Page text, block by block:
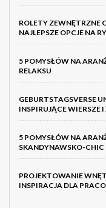
ROLETY ZEWNĘTRZNE
NAJLEPSZE OPCJE NA
5 POMYSŁÓW NA
RELAKSU
GEBURTSTAGSVERSE
NSPIRUJĄCE WIERSZE
5 POMYSŁÓW NA
SKANDYNAWSKO-CHIC
PROJEKTOWANIE
INSPIRACJA DLA